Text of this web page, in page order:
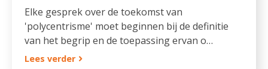
Elke gesprek over de toekomst van
'polycentrisme' moet beginnen bij de definitie
van het begrip en de toepassing ervan o…
Lees verder